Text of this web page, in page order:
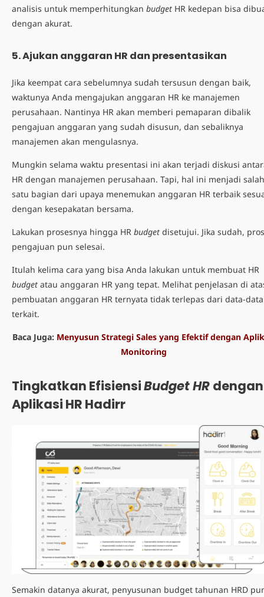
analisis untuk memperhitungkan budget HR kedepan bisa
dengan akurat.
5. Ajukan anggaran HR dan presentasikan
Jika keempat cara sebelumnya sudah tersusun dengan baik,
waktunya Anda mengajukan anggaran HR ke manajemen
perusahaan. Nantinya HR akan memberi pemaparan dibalik
pengajuan anggaran yang sudah disusun, dan sebaliknya
manajemen akan mengulasnya.
Mungkin selama waktu presentasi ini akan terjadi diskusi
HR dengan manajemen perusahaan. Tapi, hal ini menjadi salah
satu bagian dari upaya menemukan anggaran HR terbaik
dengan kesepakatan bersama.
Lakukan prosesnya hingga HR budget disetujui. Jika sudah,
pengajuan pun selesai.
Itulah kelima cara yang bisa Anda lakukan untuk membuat HR
budget atau anggaran HR yang tepat. Melihat penjelasan di
pembuatan anggaran HR ternyata tidak terlepas dari data-data
terkait.
Baca Juga: Menyusun Strategi Sales yang Efektif dengan
Monitoring
Tingkatkan EfisiensiBudget HR dengan
Aplikasi HR Hadirr
Semakin datanya akurat, penyusunan budget tahunan HRD